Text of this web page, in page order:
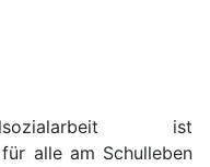
ist
alle am Schulleben